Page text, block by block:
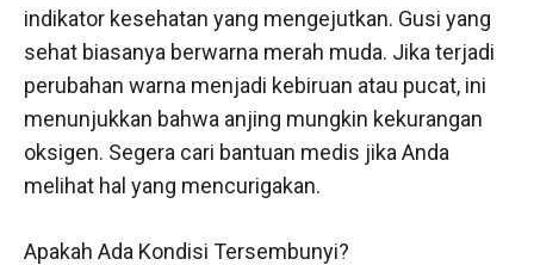
indikator kesehatan yang mengejutkan. Gusi yang
sehat biasanya berwarna merah muda. Jika terjadi
perubahan warna menjadi kebiruan atau pucat, ini
menunjukkan bahwa anjing mungkin kekurangan
oksigen. Segera cari bantuan medis jika Anda
melihat hal yang mencurigakan.
Apakah Ada Kondisi Tersembunyi?